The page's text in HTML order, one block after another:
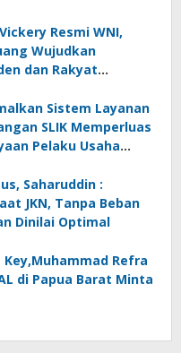
Resmi WNI,
Wujudkan
dan Rakyat
Sistem Layanan
SLIK Memperluas
Pelaku Usaha
Saharuddin :
JKN, Tanpa Beban
Dinilai Optimal
Refra
di Papua Barat Minta